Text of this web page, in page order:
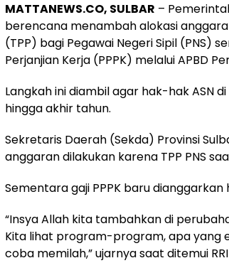
MATTANEWS.CO, SULBAR –
berencana menambah alokasi
(TPP) bagi Pegawai Negeri Sipil (PNS)
Perjanjian Kerja (PPPK) melalui APBD
Langkah ini diambil agar hak-hak ASN
hingga akhir tahun.
Sekretaris Daerah (Sekda) Provinsi
anggaran dilakukan karena TPP PNS
Sementara gaji PPPK baru
“Insya Allah kita tambahkan di
Kita lihat program-program, apa yang
coba memilah,” ujarnya saat ditemui